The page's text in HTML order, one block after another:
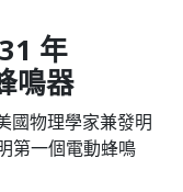
年
鳴器
國物理學家兼發明
第一個電動蜂鳴